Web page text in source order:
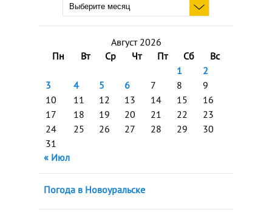
Август 2026
Пн
Вт Ср Чт Пт Сб
Вс
1
2
3
4 5 6 7 8
9
10
11 12 13 14 15
16
17
18 19 20 21 22
23
24
25 26 27 28 29
30
31
« Июл
Погода в Новоуральске